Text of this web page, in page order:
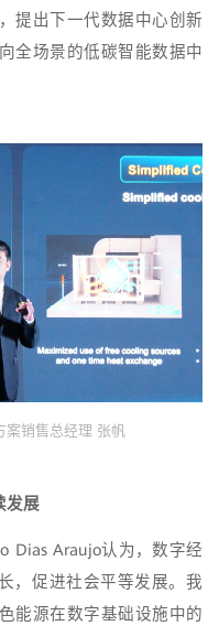
提出下一代数据中心创新
全场景的低碳智能数据中
案销售总经理 张帆
发展
Dias Araujo认为，数字经
，促进社会平等发展。我
能源在数字基础设施中的